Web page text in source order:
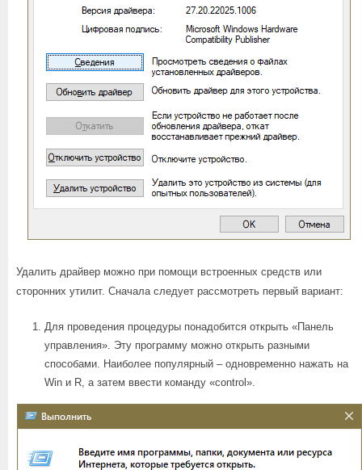
Удалить драйвер можно при помощи встроенных средств или
сторонних утилит. Сначала следует рассмотреть первый вариант:
Для проведения процедуры понадобится открыть «Панель
управления». Эту программу можно открыть разными
способами. Наиболее популярный – одновременно нажать на
Win и R, а затем ввести команду «control».